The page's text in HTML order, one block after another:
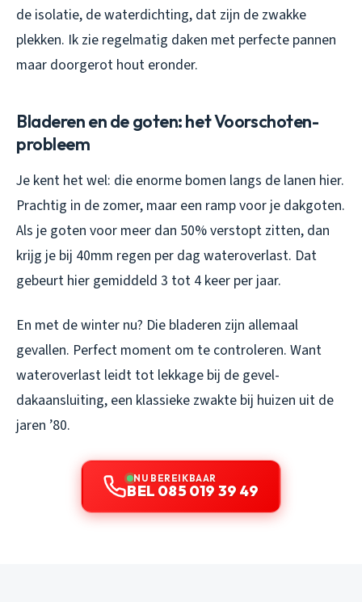
de isolatie, de waterdichting, dat zijn de zwakke
plekken. Ik zie regelmatig daken met perfecte pannen
maar doorgerot hout eronder.
Bladeren en de goten: het Voorschoten-
probleem
Je kent het wel: die enorme bomen langs de lanen hier.
Prachtig in de zomer, maar een ramp voor je dakgoten.
Als je goten voor meer dan 50% verstopt zitten, dan
krijg je bij 40mm regen per dag wateroverlast. Dat
gebeurt hier gemiddeld 3 tot 4 keer per jaar.
En met de winter nu? Die bladeren zijn allemaal
gevallen. Perfect moment om te controleren. Want
wateroverlast leidt tot lekkage bij de gevel-
dakaansluiting, een klassieke zwakte bij huizen uit de
jaren ’80.
NU BEREIKBAAR
BEL 085 019 39 49